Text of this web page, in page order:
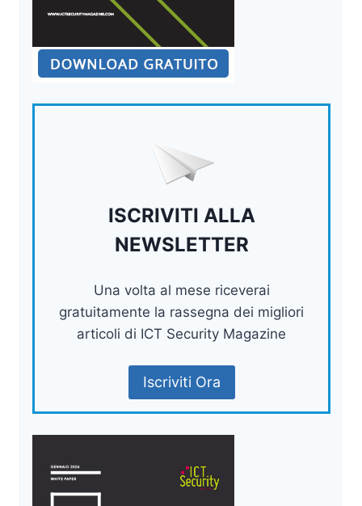
ISCRIVITI ALLA
NEWSLETTER
Una volta al mese riceverai
gratuitamente la rassegna dei migliori
articoli di ICT Security Magazine
Iscriviti Ora